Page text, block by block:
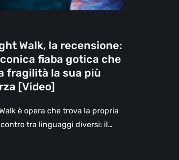
Walk, la recensione:
fiaba gotica che
fragilità la sua più
[Video]
è opera che trova la propria
tra linguaggi diversi: il…